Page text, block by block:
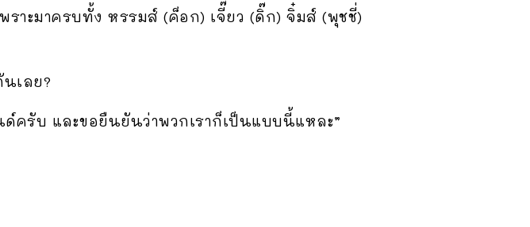
ราะมาครบทั้ง หรรมส์ (ค็อก) เจี๊ยว (ดิ๊ก) จิ๋มส์ (พุชชี่)
เลย?
รับ และขอยืนยันว่าพวกเราก็เป็นแบบนี้แหละ”